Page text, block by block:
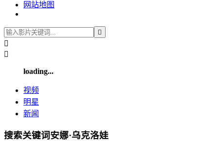
网站地图



loading...
视频
明星
新闻
搜索关键词安娜·乌克洛娃